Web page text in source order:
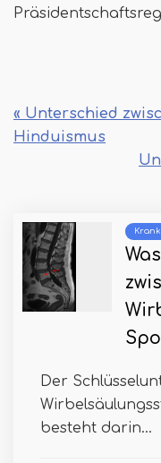
« Unterschied
Hinduismus
Der
besteht darin...